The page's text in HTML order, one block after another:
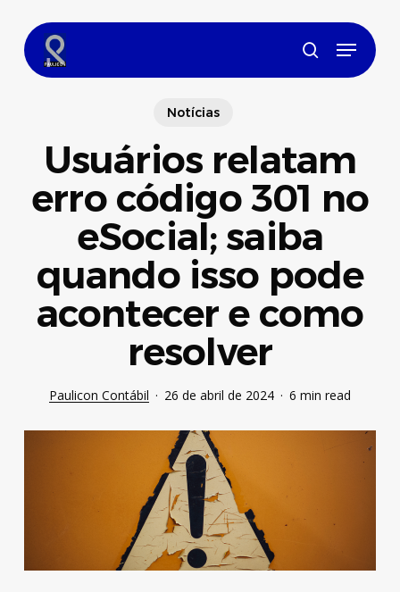
main
content
search
Menu
Notícias
Usuários relatam
erro código 301 no
eSocial; saiba
quando isso pode
acontecer e como
resolver
Paulicon Contábil 26 de abril de 2024 6 min read